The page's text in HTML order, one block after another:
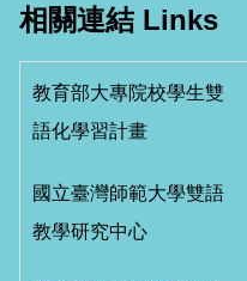
相關連結 Links
教育部大專院校學生雙
語化學習計畫
國立臺灣師範大學雙語
教學研究中心